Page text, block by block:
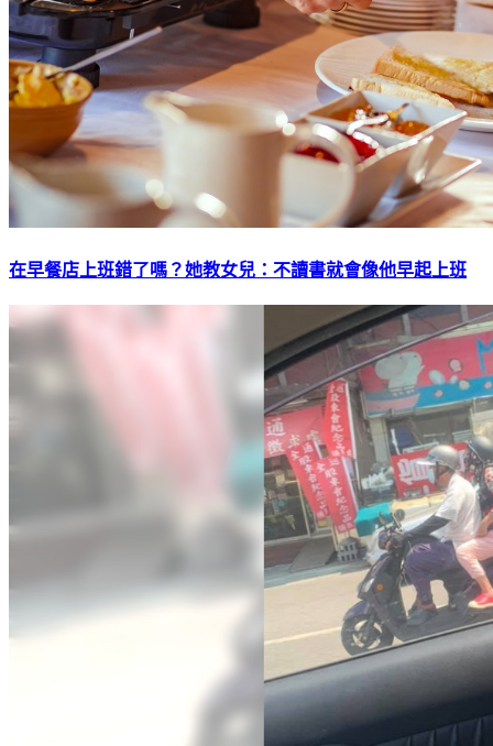
在早餐店上班錯了嗎？她教女兒：不讀書就會像他早起上班